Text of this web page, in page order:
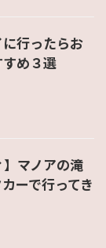
に行ったらお
め３選
】マノアの滝
ーで行ってき